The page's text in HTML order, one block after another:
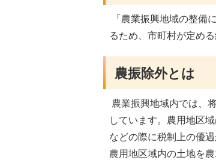
「農業振興地域の整備
るため、市町村が定め
農振除外とは
農業振興地域内では、
しています。農用地区
などの際に税制上の優
農用地区域内の土地を